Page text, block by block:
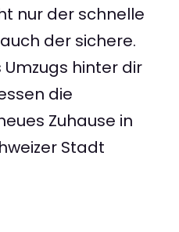
nur der schnelle
der sichere.
Umzugs hinter dir
die
Zuhause in
Stadt